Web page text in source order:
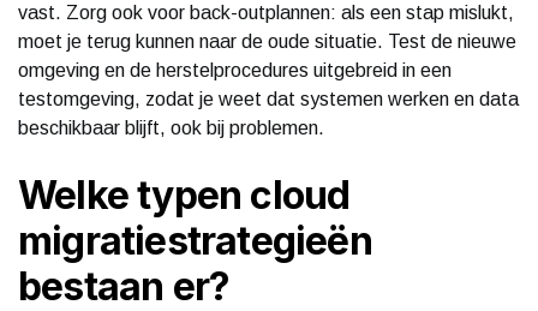
vast. Zorg ook voor back-outplannen: als een stap mislukt,
moet je terug kunnen naar de oude situatie. Test de nieuwe
omgeving en de herstelprocedures uitgebreid in een
testomgeving, zodat je weet dat systemen werken en data
beschikbaar blijft, ook bij problemen.
Welke typen cloud
migratiestrategieën
bestaan er?